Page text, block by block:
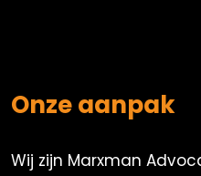
Onze aanpak
Wij zijn Marxman